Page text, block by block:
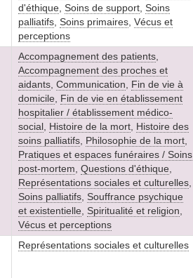
d'éthique Soins de support Soins
palliatifs Soins primaires Vécus et
perceptions
Accompagnement des patients
Accompagnement des proches et
aidants Communication
Fin de vie à
domicile
Fin de vie en établissement
hospitalier / établissement médico-
social Histoire de la mort Histoire des
soins palliatifs Philosophie de la mort
Pratiques et espaces funéraires / Soins
post-mortem Questions d'éthique
Représentations sociales et culturelles
Soins palliatifs Souffrance psychique
et existentielle
Spiritualité et religion
Vécus et perceptions
Représentations sociales et culturelles